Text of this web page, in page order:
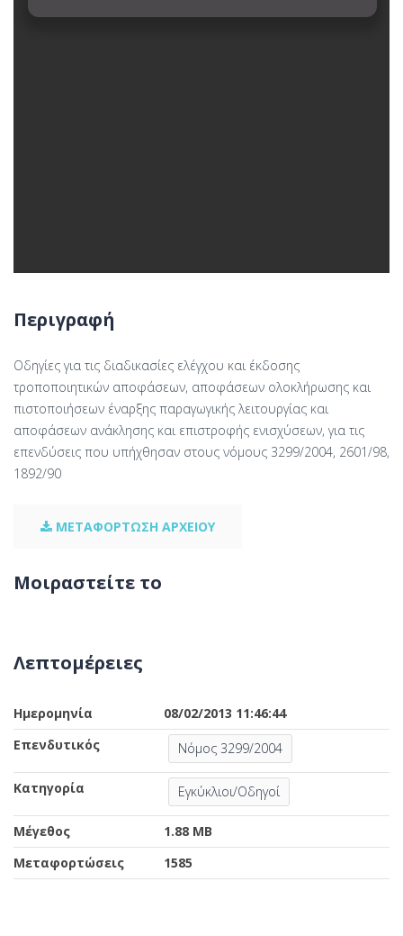
Περιγραφή
Οδηγίες για τις διαδικασίες ελέγχου και έκδοσης
τροποποιητικών αποφάσεων, αποφάσεων ολοκλήρωσης και
πιστοποιήσεων έναρξης παραγωγικής λειτουργίας και
αποφάσεων ανάκλησης και επιστροφής ενισχύσεων, για τις
επενδύσεις που υπήχθησαν στους νόμους 3299/2004, 2601/98,
1892/90
ΜΕΤΑΦΟΡΤΩΣΗ ΑΡΧΕΙΟΥ
Μοιραστείτε το
Λεπτομέρειες
Ημερομηνία
08/02/2013 11:46:44
Επενδυτικός
Νόμος 3299/2004
Κατηγορία Εγκύκλιοι/Οδηγοί
Μέγεθος
1.88 MB
Μεταφορτώσεις
1585